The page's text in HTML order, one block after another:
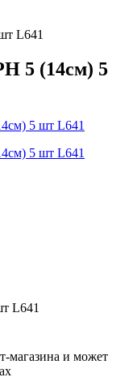
L641
5 (14см) 5
L641
магазина и может